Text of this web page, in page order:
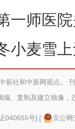
一师医
小麦雪
新社和中新网观点。
编、复制及建立镜像，
040655号] [
京公